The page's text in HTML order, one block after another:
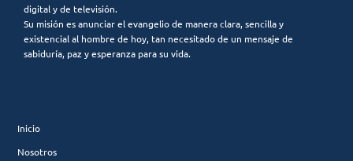
digital y de televisión.
Su misión es anunciar el evangelio de manera clara, sencilla y
existencial al hombre de hoy, tan necesitado de un mensaje de
sabiduría, paz y esperanza para su vida.
Inicio
Nosotros